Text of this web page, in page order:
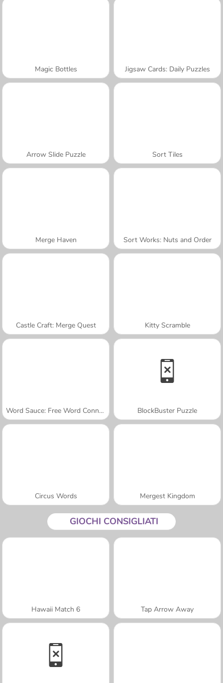
Magic Bottles Jigsaw Cards: Daily Puzzles
Arrow Slide Puzzle Sort Tiles
Merge Haven Sort Works: Nuts and Order
Castle Craft: Merge Quest Kitty Scramble
Word Sauce: Free Word Connect Puzzle BlockBuster Puzzle
Circus Words Mergest Kingdom
GIOCHI CONSIGLIATI
Hawaii Match 6 Tap Arrow Away